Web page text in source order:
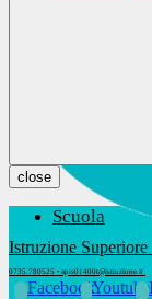
Istruzione Superiore
0735.780525 • apis01400t@istruzione.it
FacebookYoutube
close
Scuola